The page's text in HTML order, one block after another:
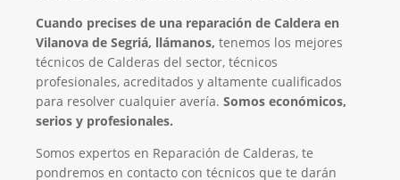
Cuando precises de una reparación de Caldera en
Vilanova de Segriá, llámanos, tenemos los mejores
técnicos de Calderas del sector, técnicos
profesionales, acreditados y altamente cualificados
para resolver cualquier avería. Somos económicos,
serios y profesionales.
Somos expertos en Reparación de Calderas, te
pondremos en contacto con técnicos que te darán